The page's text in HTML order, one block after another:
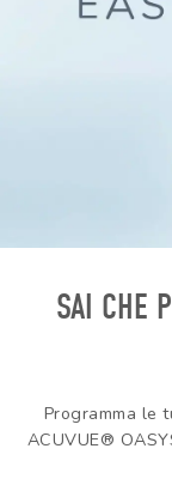
SAI CHE
Programma le
ACUVUE®